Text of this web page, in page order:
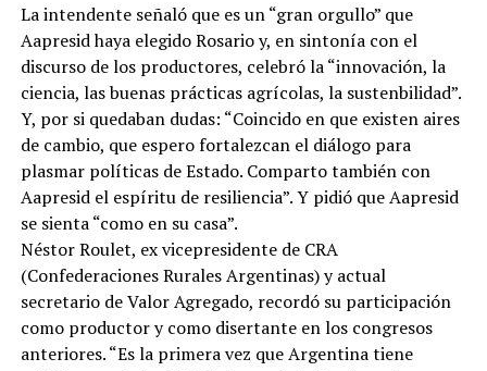
La intendente señaló que es un “gran orgullo” que
Aapresid haya elegido Rosario y, en sintonía con el
discurso de los productores, celebró la “innovación, la
ciencia, las buenas prácticas agrícolas, la sustenbilidad”.
Y, por si quedaban dudas: “Coincido en que existen aires
de cambio, que espero fortalezcan el diálogo para
plasmar políticas de Estado. Comparto también con
Aapresid el espíritu de resiliencia”. Y pidió que Aapresid
se sienta “como en su casa”.
Néstor Roulet, ex vicepresidente de CRA
(Confederaciones Rurales Argentinas) y actual
secretario de Valor Agregado, recordó su participación
como productor y como disertante en los congresos
anteriores. “Es la primera vez que Argentina tiene